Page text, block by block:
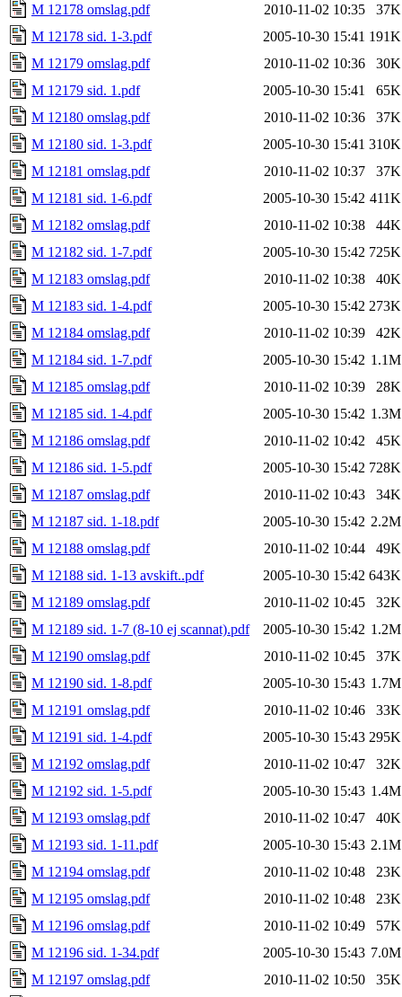
M 12178 omslag.pdf
2010-11-02 10:35
37K
M 12178 sid. 1-3.pdf
2005-10-30 15:41 191K
M 12179 omslag.pdf
2010-11-02 10:36
30K
M 12179 sid. 1.pdf
2005-10-30 15:41
65K
M 12180 omslag.pdf
2010-11-02 10:36
37K
M 12180 sid. 1-3.pdf
2005-10-30 15:41 310K
M 12181 omslag.pdf
2010-11-02 10:37
37K
M 12181 sid. 1-6.pdf
2005-10-30 15:42 411K
M 12182 omslag.pdf
2010-11-02 10:38
44K
M 12182 sid. 1-7.pdf
2005-10-30 15:42 725K
M 12183 omslag.pdf
2010-11-02 10:38
40K
M 12183 sid. 1-4.pdf
2005-10-30 15:42 273K
M 12184 omslag.pdf
2010-11-02 10:39
42K
M 12184 sid. 1-7.pdf
2005-10-30 15:42 1.1M
M 12185 omslag.pdf
2010-11-02 10:39
28K
M 12185 sid. 1-4.pdf
2005-10-30 15:42 1.3M
M 12186 omslag.pdf
2010-11-02 10:42
45K
M 12186 sid. 1-5.pdf
2005-10-30 15:42 728K
M 12187 omslag.pdf
2010-11-02 10:43
34K
M 12187 sid. 1-18.pdf
2005-10-30 15:42 2.2M
M 12188 omslag.pdf
2010-11-02 10:44
49K
M 12188 sid. 1-13 avskift..pdf
2005-10-30 15:42 643K
M 12189 omslag.pdf
2010-11-02 10:45
32K
M 12189 sid. 1-7 (8-10 ej scannat).pdf
2005-10-30 15:42 1.2M
M 12190 omslag.pdf
2010-11-02 10:45
37K
M 12190 sid. 1-8.pdf
2005-10-30 15:43 1.7M
M 12191 omslag.pdf
2010-11-02 10:46
33K
M 12191 sid. 1-4.pdf
2005-10-30 15:43 295K
M 12192 omslag.pdf
2010-11-02 10:47
32K
M 12192 sid. 1-5.pdf
2005-10-30 15:43 1.4M
M 12193 omslag.pdf
2010-11-02 10:47
40K
M 12193 sid. 1-11.pdf
2005-10-30 15:43 2.1M
M 12194 omslag.pdf
2010-11-02 10:48
23K
M 12195 omslag.pdf
2010-11-02 10:48
23K
M 12196 omslag.pdf
2010-11-02 10:49
57K
M 12196 sid. 1-34.pdf
2005-10-30 15:43 7.0M
M 12197 omslag.pdf
2010-11-02 10:50
35K